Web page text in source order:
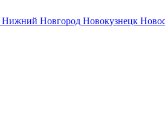
Нижний Новгород Новокузнецк